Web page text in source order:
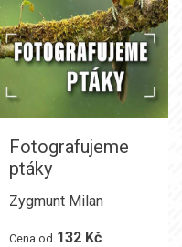
Fotografujeme
ptáky
Zygmunt Milan
Cena od 132 Kč